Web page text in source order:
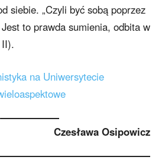
siebie. „Czyli być sobą poprzez
to prawda sumienia, odbita w
II).
na Uniwersytecie
Czesława Osipowicz